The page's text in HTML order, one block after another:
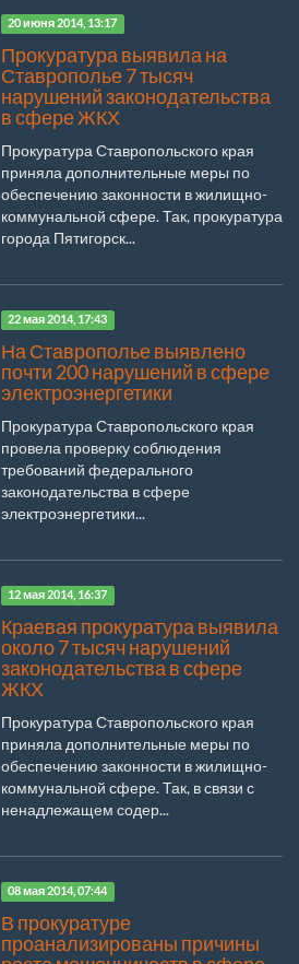
20 июня 2014, 13:17
Прокуратура выявила на
Ставрополье 7 тысяч
нарушений законодательства
в сфере ЖКХ
Прокуратура Ставропольского края
приняла дополнительные меры по
обеспечению законности в жилищно-
коммунальной сфере. Так, прокуратура
города Пятигорск...
22 мая 2014, 17:43
На Ставрополье выявлено
почти 200 нарушений в сфере
электроэнергетики
Прокуратура Ставропольского края
провела проверку соблюдения
требований федерального
законодательства в сфере
электроэнергетики...
12 мая 2014, 16:37
Краевая прокуратура выявила
около 7 тысяч нарушений
законодательства в сфере
ЖКХ
Прокуратура Ставропольского края
приняла дополнительные меры по
обеспечению законности в жилищно-
коммунальной сфере. Так, в связи с
ненадлежащем содер...
08 мая 2014, 07:44
В прокуратуре
проанализированы причины